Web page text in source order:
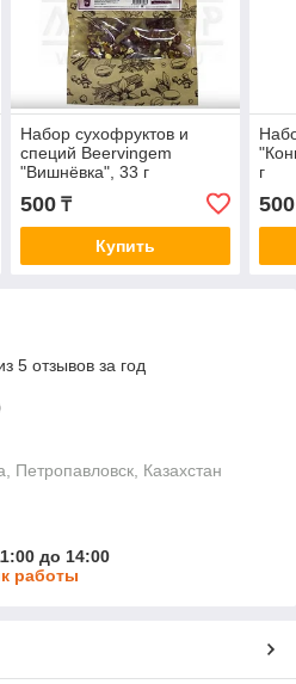
Набор сухофруктов и
специй Beervingem
"Вишнёвка", 33 г
500₸
Купить
г
500
5 отзывов за год
Петропавловск, Казахстан
до 14:00
работы